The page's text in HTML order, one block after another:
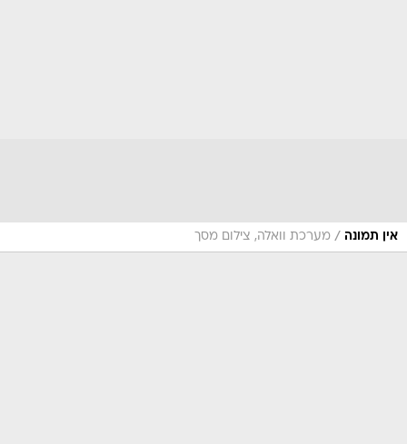
אין תמונה / מערכת וואלה, צילום מסך